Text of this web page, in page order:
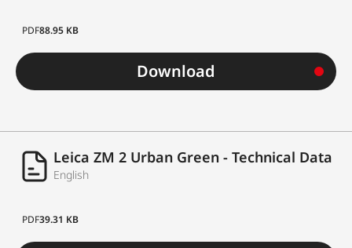
PDF88.95 KB
Download
Leica ZM 2 Urban Green - Technical Data
English
PDF39.31 KB